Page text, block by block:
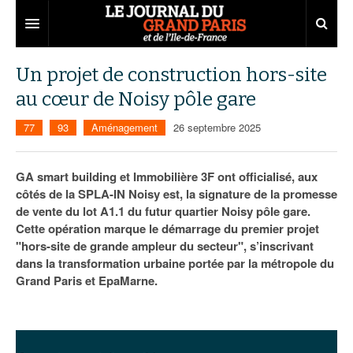
Territoires
Aménagement
Institutions
Services urbains
Entreprises
Emploi
Attractivité
Innovation
Transport
75
77
Carnet
Nominations
Portraits
Les Assises du Grand Paris
Éditions précédentes
Le podcast
Ecouter les épisodes
Un projet de construction hors-site
au cœur de Noisy pôle gare
77 93 Aménagement 26 septembre 2025
GA smart building et Immobilière 3F ont officialisé, aux
côtés de la SPLA-IN Noisy est, la signature de la promesse
de vente du lot A1.1 du futur quartier Noisy pôle gare.
Cette opération marque le démarrage du premier projet
"hors-site de grande ampleur du secteur", s’inscrivant
dans la transformation urbaine portée par la métropole du
Grand Paris et EpaMarne.